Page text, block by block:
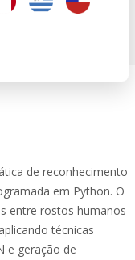
de reconhecimento
em Python. O
entre rostos humanos
técnicas
e geração de